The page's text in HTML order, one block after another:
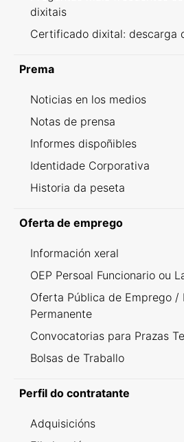
dixitais
Certificado dixital: descarga
Prema
Noticias en los medios
Notas de prensa
Informes dispoñibles
Identidade Corporativa
Historia da peseta
Oferta de emprego
Información xeral
OEP Persoal Funcionario ou
Oferta Pública de Emprego /
Permanente
Convocatorias para Prazas
Bolsas de Traballo
Perfil do contratante
Adquisicións